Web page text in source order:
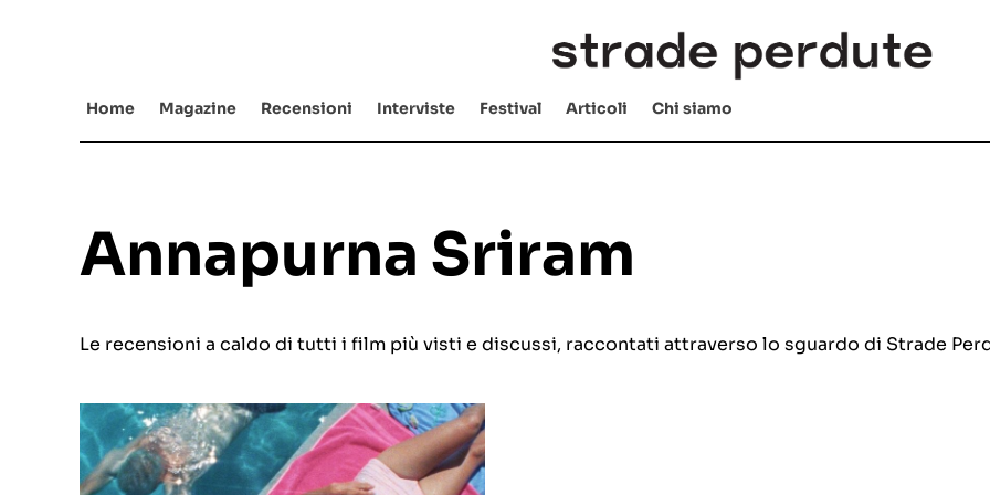
Home Magazine Recensioni Interviste Festival Articoli Chi siamo
Annapurna Sriram
Le recensioni a caldo di tutti i film più visti e discussi, raccontati attraverso lo sguardo di Strade